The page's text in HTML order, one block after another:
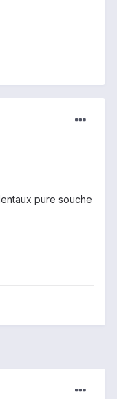
pure souche